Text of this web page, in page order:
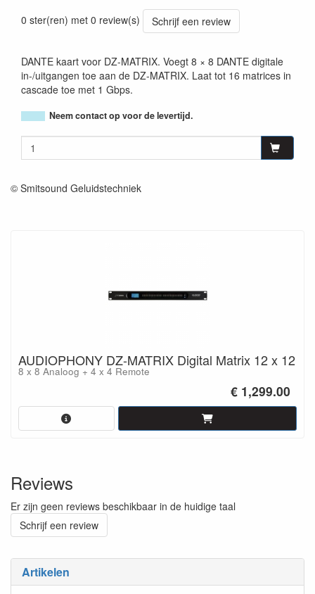
Artikelen
0 ster(ren) met 0 review(s)
Schrijf een review
DANTE kaart voor DZ-MATRIX. Voegt 8 × 8 DANTE digitale
in-/uitgangen toe aan de DZ-MATRIX. Laat tot 16 matrices in
cascade toe met 1 Gbps.
Neem contact op voor de levertijd.
© Smitsound Geluidstechniek
AUDIOPHONY DZ-MATRIX Digital Matrix 12 x 12
8 x 8 Analoog + 4 x 4 Remote
€ 1,299.00
Reviews
Er zijn geen reviews beschikbaar in de huidige taal
Schrijf een review